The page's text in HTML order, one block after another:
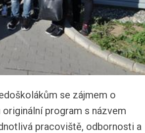
se zájmem o
program s názvem
pracoviště, odbornosti a